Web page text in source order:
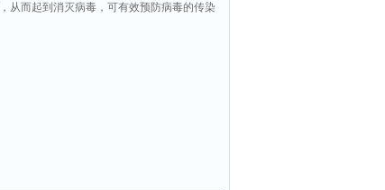
从而起到消灭病毒，可有效预防病毒的传染